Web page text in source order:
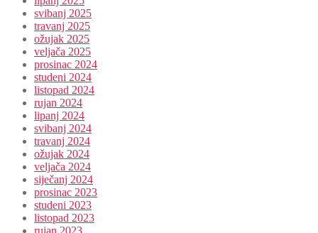
svibanj 2025
travanj 2025
ožujak 2025
veljača 2025
prosinac 2024
studeni 2024
listopad 2024
rujan 2024
lipanj 2024
svibanj 2024
travanj 2024
ožujak 2024
veljača 2024
siječanj 2024
prosinac 2023
studeni 2023
listopad 2023